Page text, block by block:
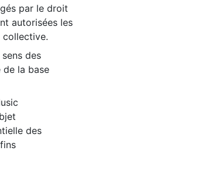
par le droit
autorisées les
collective.
des
la base
des